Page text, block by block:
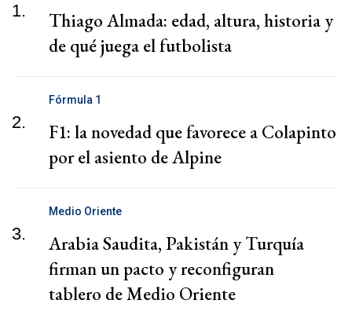
1.
Thiago Almada: edad, altura, historia y
de qué juega el futbolista
2.
Fórmula 1
F1: la novedad que favorece a Colapinto
por el asiento de Alpine
3.
Medio Oriente
Arabia Saudita, Pakistán y Turquía
firman un pacto y reconfiguran
tablero de Medio Oriente